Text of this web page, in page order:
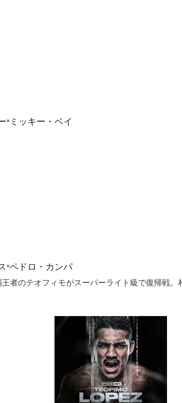
×ミッキー・ベイ
×ペドロ・カンパ
者のテオフィモがスーパーライト級で復帰戦。